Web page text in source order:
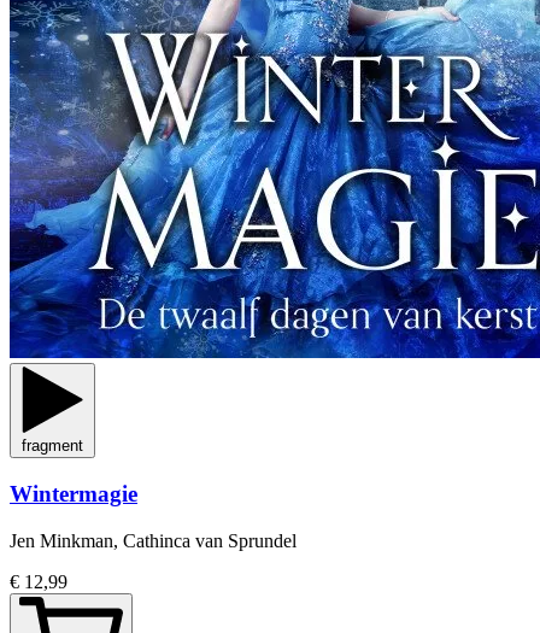
fragment
Wintermagie
Jen Minkman, Cathinca van Sprundel
€ 12,99